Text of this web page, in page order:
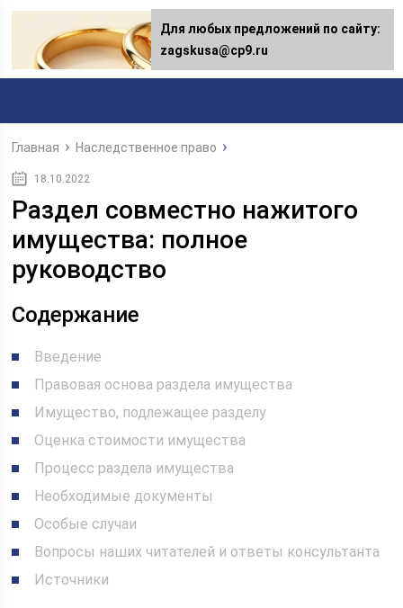
Главная Наследственное право
18.10.2022
Раздел совместно нажитого
имущества: полное
руководство
Содержание
Введение
Правовая основа раздела имущества
Имущество, подлежащее разделу
Оценка стоимости имущества
Процесс раздела имущества
Необходимые документы
Особые случаи
Вопросы наших читателей и ответы консультанта
Источники
Для любых предложений по сайту:
[email protected]
Для любых предложений по сайту:
zagskusa@cp9.ru